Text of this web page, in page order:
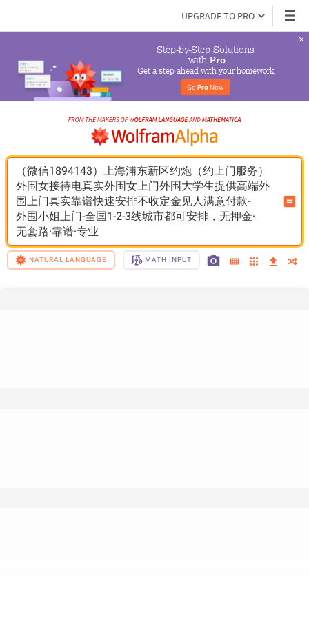
UPGRADE TO PRO
Step-by-Step Solutions
with Pro
Get a step ahead with your homework
Go Pro Now
（微信1894143）上海浦东新区约炮（约上门服务）
外围女接待电真实外围女上门外围大学生提供高端外
围上门真实靠谱快速安排不收定金见人满意付款-
外围小姐上门-全国1-2-3线城市都可安排，无押金·
无套路·靠谱·专业
NATURAL LANGUAGE MATH INPUT